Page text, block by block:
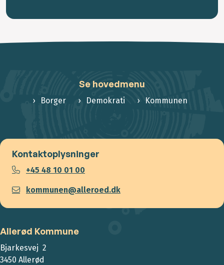
Se hovedmenu
Borger Demokrati Kommunen
Kontaktoplysninger
+45 48 10 01 00
kommunen@alleroed.dk
Allerød Kommune
Bjarkesvej 2
3450 Allerød